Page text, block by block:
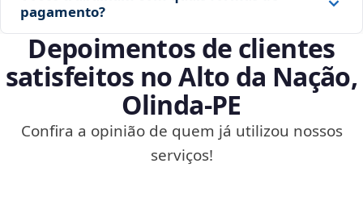
pagamento?
Depoimentos de clientes
satisfeitos no Alto da Nação,
Olinda‑PE
Confira a opinião de quem já utilizou nossos
serviços!